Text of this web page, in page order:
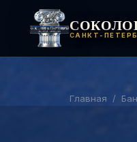
САНКТ-
Главная /